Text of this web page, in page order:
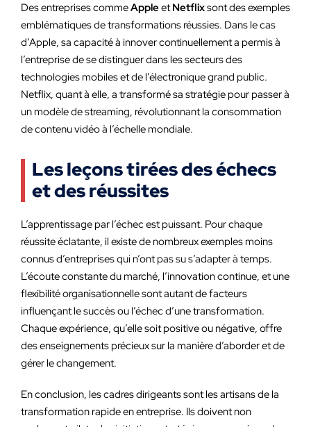
Des entreprises commeAppleetNetflixsont des exemples
emblématiques de transformations réussies. Dans le cas
d’Apple, sa capacité à innover continuellement a permis à
l’entreprise de se distinguer dans les secteurs des
technologies mobiles et de l’électronique grand public.
Netflix, quant à elle, a transformé sa stratégie pour passer à
un modèle de streaming, révolutionnant la consommation
de contenu vidéo à l’échelle mondiale.
Les leçons tirées des échecs
et des réussites
L’apprentissage par l’échec est puissant. Pour chaque
réussite éclatante, il existe de nombreux exemples moins
connus d’entreprises qui n’ont pas su s’adapter à temps.
L’écoute constante du marché, l’innovation continue, et une
flexibilité organisationnelle sont autant de facteurs
influençant le succès ou l’échec d’une transformation.
Chaque expérience, qu’elle soit positive ou négative, offre
des enseignements précieux sur la manière d’aborder et de
gérer le changement.
En conclusion, les cadres dirigeants sont les artisans de la
transformation rapide en entreprise. Ils doivent non